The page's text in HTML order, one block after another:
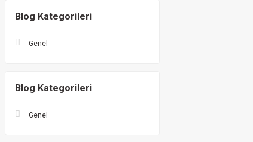
Blog Kategorileri
Genel
Blog Kategorileri
Genel